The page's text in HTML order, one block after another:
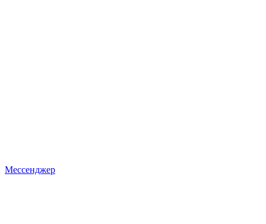
Мессенджер